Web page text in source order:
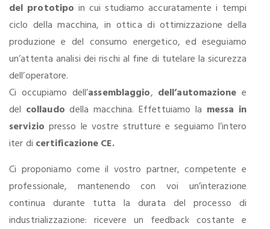
del prototipoin cui studiamo accuratamente i tempi
ciclo della macchina, in ottica di ottimizzazione della
produzione e del consumo energetico, ed eseguiamo
un’attenta analisi dei rischi al fine di tutelare la sicurezza
dell’operatore.
Ci occupiamo dell’assemblaggio, dell’automazione e
del collaudodella macchina. Effettuiamo la messa in
servizio presso le vostre strutture e seguiamo l’intero
iter di certificazione CE.
Ci proponiamo come il vostro partner, competente e
professionale, mantenendo con voi un’interazione
continua durante tutta la durata del processo di
industrializzazione: ricevere un feedback costante e